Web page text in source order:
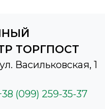
ТОРГПОСТ
Васильковская, 1
(099) 259-35-37